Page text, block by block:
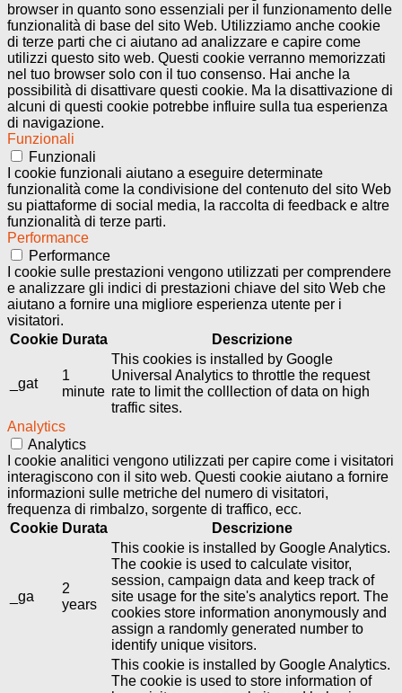
browser in quanto sono essenziali per il funzionamento delle
funzionalità di base del sito Web. Utilizziamo anche cookie
di terze parti che ci aiutano ad analizzare e capire come
utilizzi questo sito web. Questi cookie verranno memorizzati
nel tuo browser solo con il tuo consenso. Hai anche la
possibilità di disattivare questi cookie. Ma la disattivazione di
alcuni di questi cookie potrebbe influire sulla tua esperienza
di navigazione.
Funzionali
Funzionali
I cookie funzionali aiutano a eseguire determinate
funzionalità come la condivisione del contenuto del sito Web
su piattaforme di social media, la raccolta di feedback e altre
funzionalità di terze parti.
Performance
Performance
I cookie sulle prestazioni vengono utilizzati per comprendere
e analizzare gli indici di prestazioni chiave del sito Web che
aiutano a fornire una migliore esperienza utente per i
visitatori.
Cookie Durata Descrizione
_gat
1
minute
This cookies is installed by Google
Universal Analytics to throttle the request
rate to limit the colllection of data on high
traffic sites.
Analytics
Analytics
I cookie analitici vengono utilizzati per capire come i visitatori
interagiscono con il sito web. Questi cookie aiutano a fornire
informazioni sulle metriche del numero di visitatori,
frequenza di rimbalzo, sorgente di traffico, ecc.
Cookie Durata Descrizione
_ga
2
years
This cookie is installed by Google Analytics.
The cookie is used to calculate visitor,
session, campaign data and keep track of
site usage for the site's analytics report. The
cookies store information anonymously and
assign a randomly generated number to
identify unique visitors.
This cookie is installed by Google Analytics.
The cookie is used to store information of